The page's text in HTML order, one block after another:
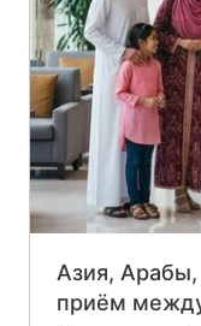
Азия, Арабы,
приём